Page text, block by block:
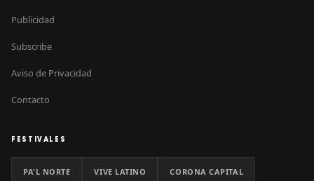
Publicidad
Subscribe
Aviso de Privacidad
Contacto
FESTIVALES
PA'L NORTE VIVE LATINO CORONA CAPITAL